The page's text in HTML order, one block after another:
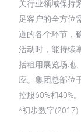
关行业领域保持
足客户的全方位
道的各个环节，
活动时，能持续
括租用展览场地
应。集团总部位
控股60%和40%。
*初步数字(2017)